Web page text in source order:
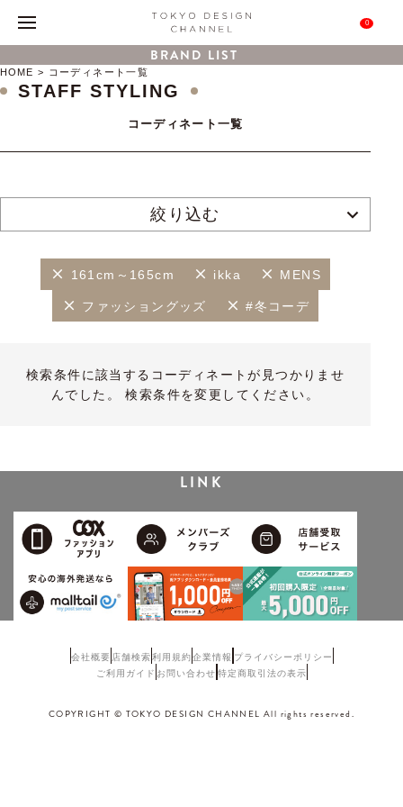
0
BRAND LIST
HOME コーディネート一覧
STAFF STYLING
コーディネート一覧
絞り込む
161cm～165cm ikka MENS
ファッショングッズ #冬コーデ
検索条件に該当するコーディネートが見つかりませ
んでした。 検索条件を変更してください。
LINK
会社概要 店舗検索利用規約企業情報 プライバシーポリシー
ご利用ガイド お問い合わせ 特定商取引法の表示
COPYRIGHT © TOKYO DESIGN CHANNEL All rights reserved.